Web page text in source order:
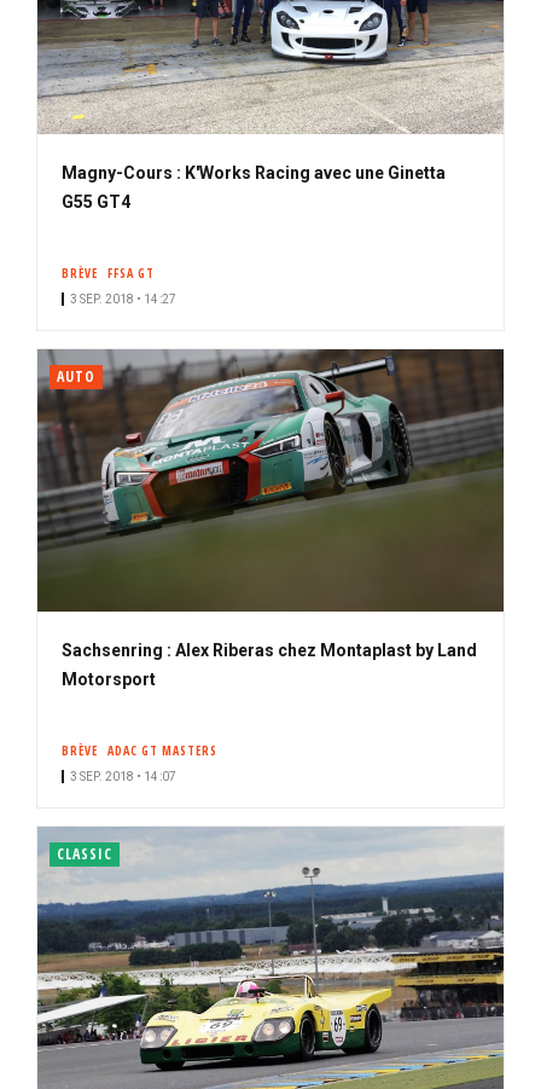
Magny-Cours : K'Works Racing avec une Ginetta
G55 GT4
BRÈVE FFSA GT
3 SEP. 2018 • 14:27
AUTO
Sachsenring : Alex Riberas chez Montaplast by Land
Motorsport
BRÈVE ADAC GT MASTERS
3 SEP. 2018 • 14:07
CLASSIC